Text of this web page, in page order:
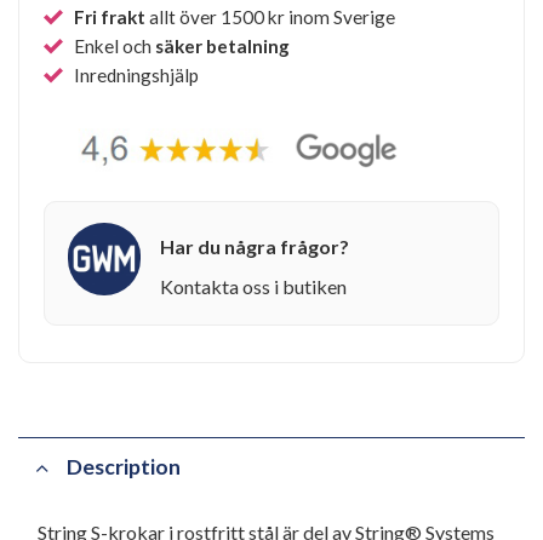
Fri frakt allt över 1500 kr inom Sverige
Enkel och säker betalning
Inredningshjälp
Har du några frågor?
Kontakta oss i butiken
Description
String S-krokar i rostfritt stål är del av String® Systems